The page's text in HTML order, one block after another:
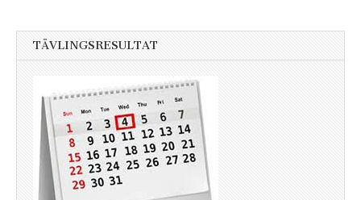
TÄVLINGSRESULTAT